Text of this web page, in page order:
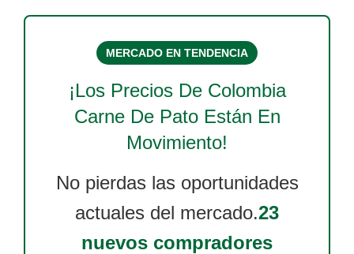
MERCADO EN TENDENCIA
¡Los Precios De Colombia
Carne De PatoEstán En
Movimiento!
No pierdas las oportunidades
actuales del mercado.23
nuevos compradores